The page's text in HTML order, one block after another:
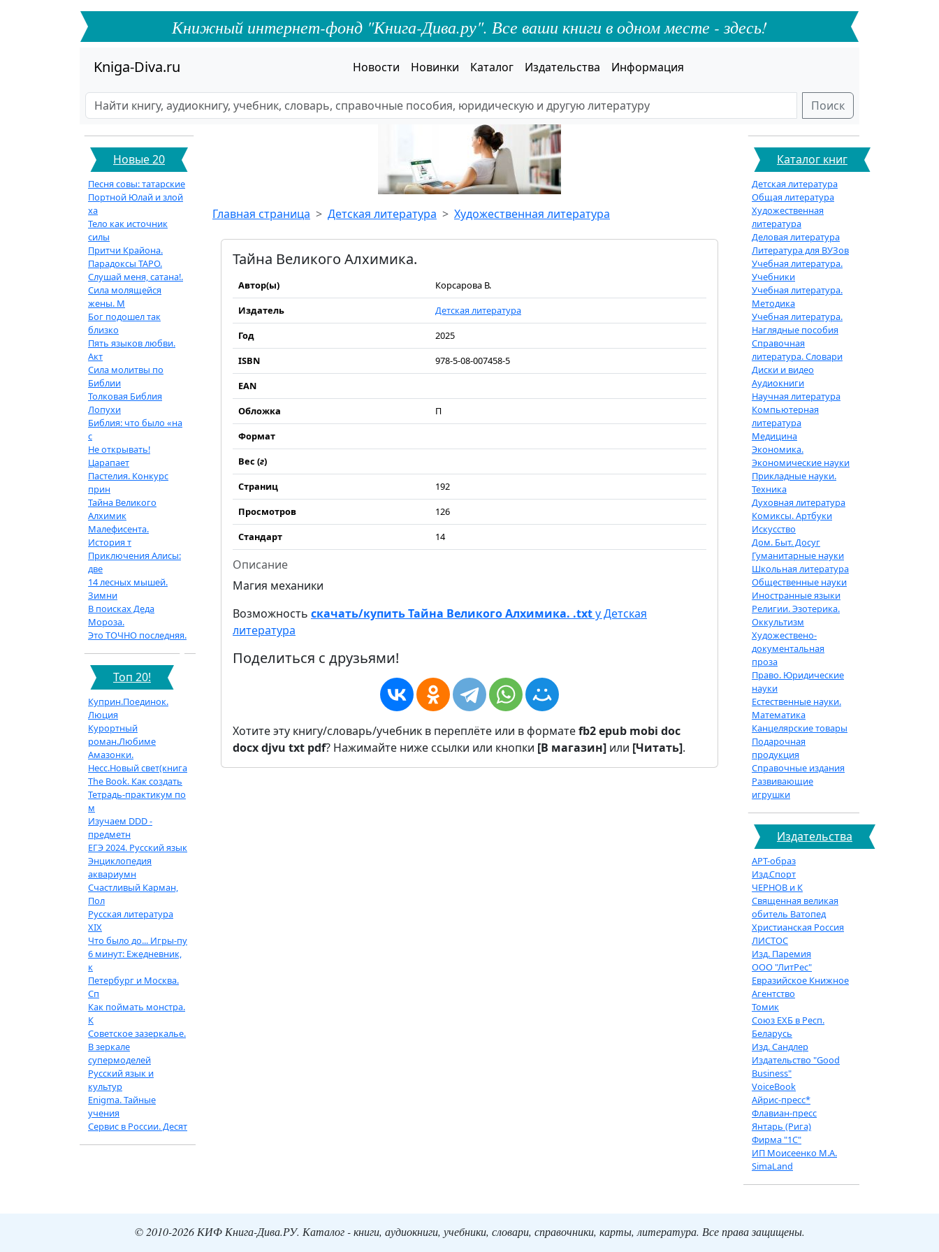
Книжный интернет-фонд "Книга-Дива.ру". Все ваши книги в одном месте - здесь!
Kniga-Diva.ru Новости Новинки Каталог Издательства Информация
Поиск
Новые 20
Песня совы: татарские
Портной Юлай и злой
ха
Тело как источник
силы
Притчи Крайона.
Парадоксы ТАРО.
Слушай меня, сатана!.
Сила молящейся
жены. М
Бог подошел так
близко
Пять языков любви.
Акт
Сила молитвы по
Библии
Толковая Библия
Лопухи
Библия: что было «на
с
Не открывать!
Царапает
Пастелия. Конкурс
прин
Тайна Великого
Алхимик
Малефисента.
История т
Приключения Алисы:
две
14 лесных мышей.
Зимни
В поисках Деда
Мороза.
Это ТОЧНО последняя.
Топ 20!
Куприн.Поединок.
Люция
Курортный
роман.Любиме
Амазонки.
Несс.Новый свет(книга
The Book. Как создать
Тетрадь-практикум по
м
Изучаем DDD -
предметн
ЕГЭ 2024. Русский язык
Энциклопедия
аквариумн
Счастливый Карман,
Пол
Русская литература
XIX
Что было до... Игры-пу
6 минут: Ежедневник,
к
Петербург и Москва.
Сп
Как поймать монстра.
К
Советское зазеркалье.
В зеркале
супермоделей
Русский язык и
культур
Enigma. Тайные
учения
Сервис в России. Десят
Главная страница Детская литература Художественная литература
Тайна Великого Алхимика.
Автор(ы)
Корсарова В.
Издатель
Детская литература
Год
2025
ISBN
978-5-08-007458-5
EAN
Обложка
П
Формат
Вес (г)
Страниц
192
Просмотров
126
Стандарт
14
Описание
Магия механики
Возможность скачать/купить Тайна Великого Алхимика. .txtу Детская
литература
Поделиться с друзьями!
Хотите эту книгу/словарь/учебник в переплёте или в форматеfb2epub mobi doc
docxdjvu txt pdf? Нажимайте ниже ссылки или кнопки [В магазин] или [Читать].
Каталог книг
Детская литература
Общая литература
Художественная
литература
Деловая литература
Литература для ВУЗов
Учебная литература.
Учебники
Учебная литература.
Методика
Учебная литература.
Наглядные пособия
Справочная
литература. Словари
Диски и видео
Аудиокниги
Научная литература
Компьютерная
литература
Медицина
Экономика.
Экономические науки
Прикладные науки.
Техника
Духовная литература
Комиксы. Артбуки
Искусство
Дом. Быт. Досуг
Гуманитарные науки
Школьная литература
Общественные науки
Иностранные языки
Религии. Эзотерика.
Оккультизм
Художествено-
документальная
проза
Право. Юридические
науки
Естественные науки.
Математика
Канцелярские товары
Подарочная
продукция
Справочные издания
Развивающие
игрушки
Издательства
АРТ-образ
Изд.Спорт
ЧЕРНОВ и К
Священная великая
обитель Ватопед
Христианская Россия
ЛИСТОС
Изд. Паремия
ООО "ЛитРес"
Евразийское Книжное
Агентство
Томик
Союз ЕХБ в Респ.
Беларусь
Изд. Сандлер
Издательство "Good
Business"
VoiceBook
Айрис-пресс*
Флавиан-пресс
Янтарь (Рига)
Фирма "1С"
ИП Моисеенко М.А.
SimaLand
© 2010-2026 КИФ Книга-Дива.РУ. Каталог - книги, аудиокниги, учебники, словари, справочники, карты, литература. Все права защищены.